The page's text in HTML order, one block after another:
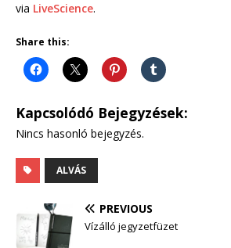
via LiveScience.
Share this:
Kapcsolódó Bejegyzések:
Nincs hasonló bejegyzés.
ALVÁS
PREVIOUS
Vízálló jegyzetfüzet